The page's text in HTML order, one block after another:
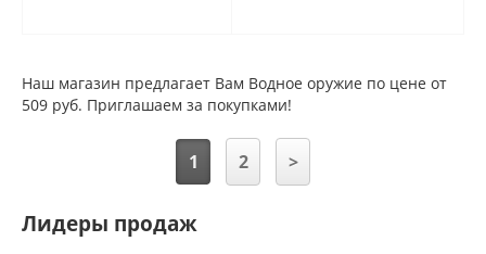
Наш магазин предлагает Вам Водное оружие по цене от
509 руб. Приглашаем за покупками!
1 2 >
Лидеры продаж